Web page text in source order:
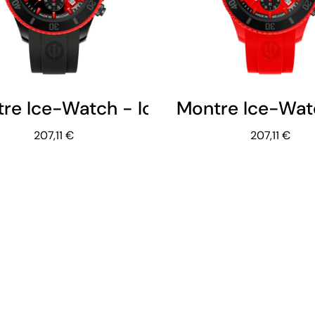
Ice-Watch - Ice Red Devils
207,11 €
Montre Ice-
207,11 €